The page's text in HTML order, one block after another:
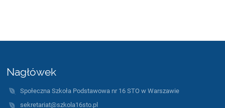
Nagłówek
Społeczna Szkoła Podstawowa nr 16 STO w Warszawie
sekretariat@szkola16sto.pl